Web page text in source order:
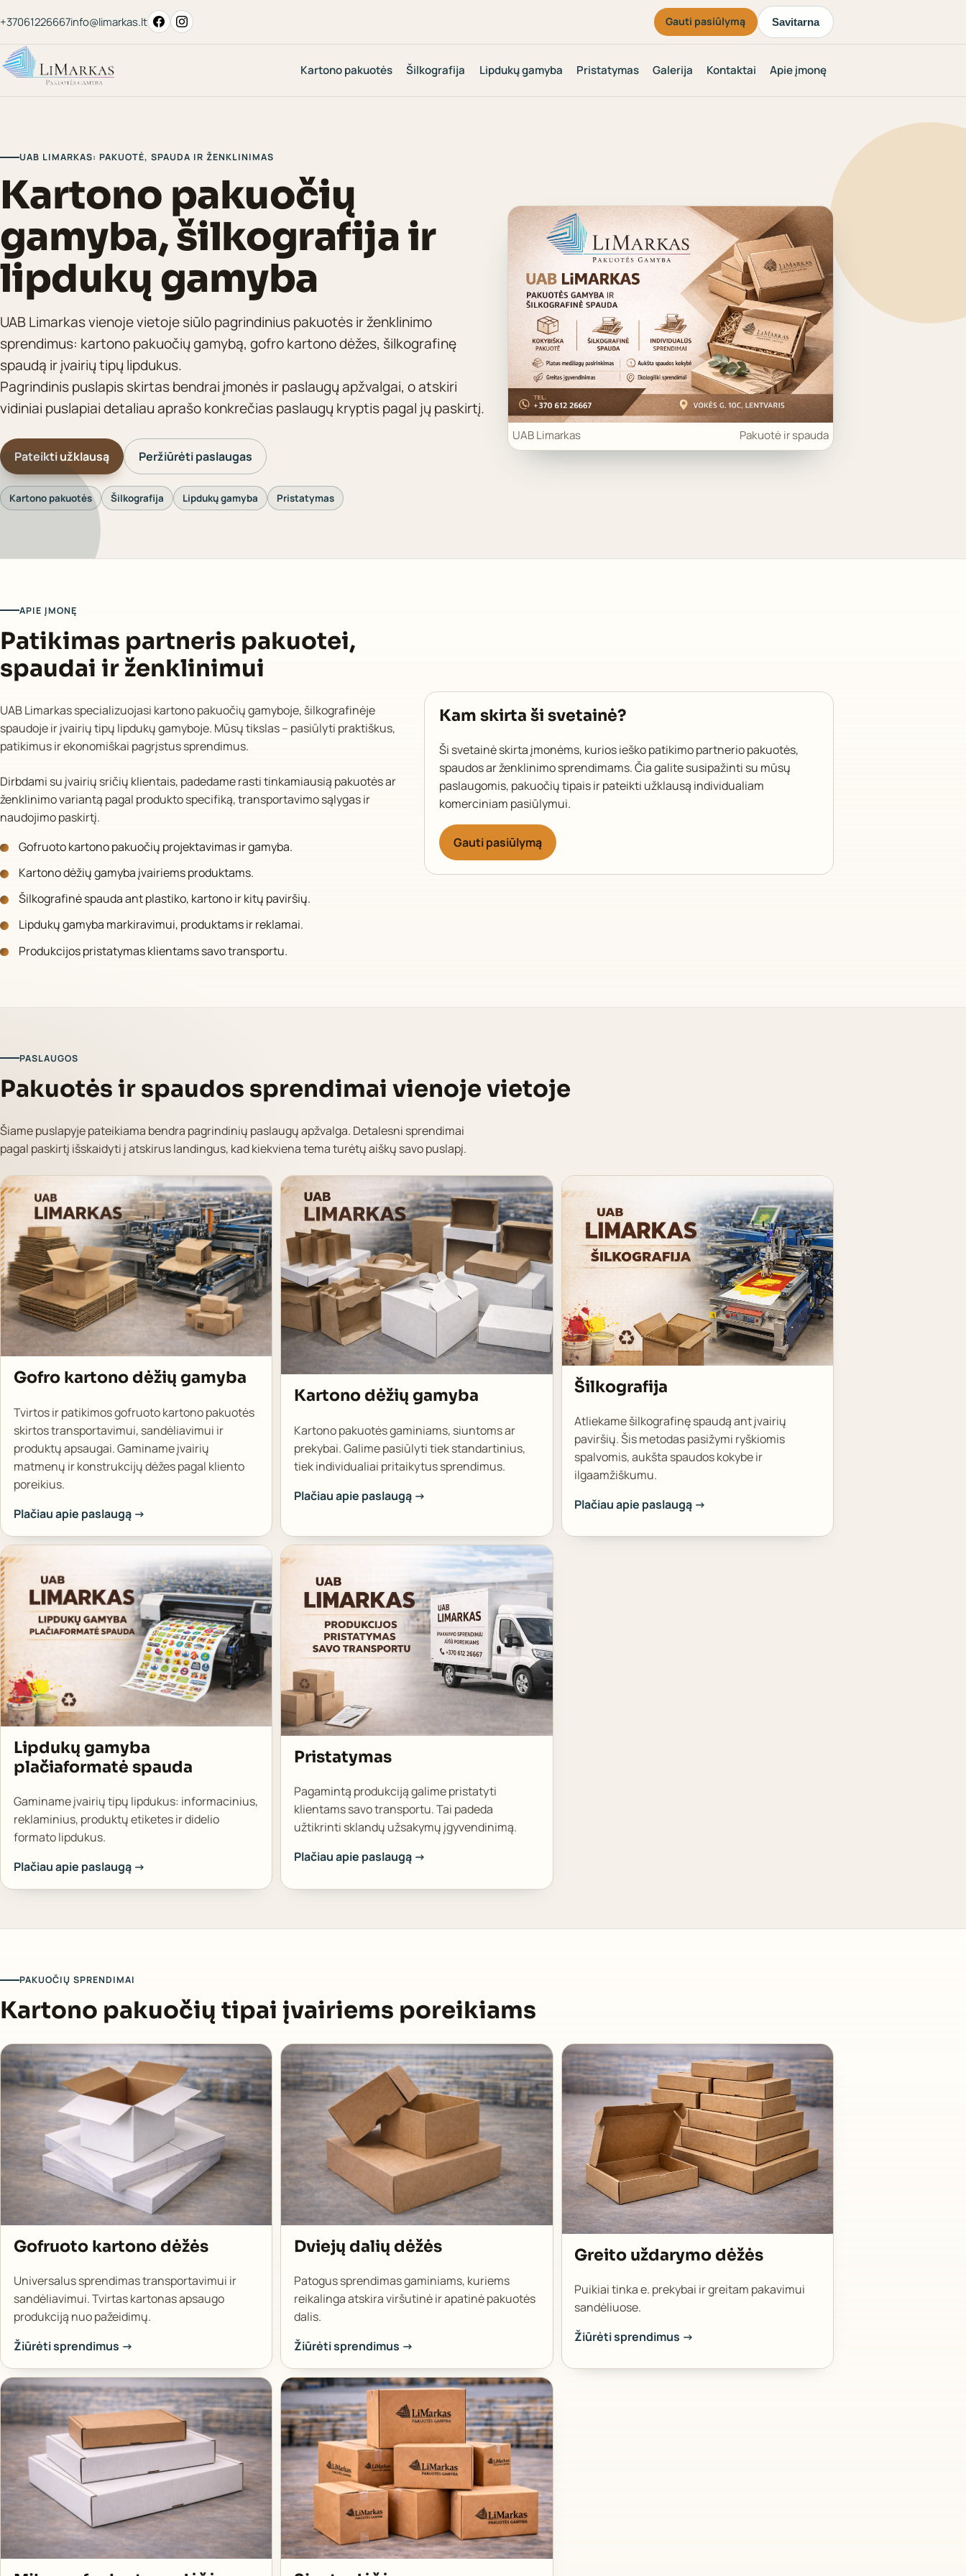
+37061226667info@limarkas.lt Gauti pasiūlymą Savitarna
Kartono pakuotės Šilkografija Lipdukų gamyba Pristatymas Galerija Kontaktai Apie įmonę
UAB LIMARKAS: PAKUOTĖ, SPAUDA IR ŽENKLINIMAS
Kartono pakuočių
gamyba, šilkografija ir
lipdukų gamyba
UAB Limarkas vienoje vietoje siūlo pagrindinius pakuotės ir ženklinimo
sprendimus: kartono pakuočių gamybą, gofro kartono dėžes, šilkografinę
spaudą ir įvairių tipų lipdukus.
Pagrindinis puslapis skirtas bendrai įmonės ir paslaugų apžvalgai, o atskiri
vidiniai puslapiai detaliau aprašo konkrečias paslaugų kryptis pagal jų paskirtį.
Pateikti užklausą Peržiūrėti paslaugas
Kartono pakuotės Šilkografija Lipdukų gamyba Pristatymas
UAB Limarkas Pakuotė ir spauda
APIE ĮMONĘ
Patikimas partneris pakuotei,
spaudai ir ženklinimui
UAB Limarkas specializuojasi kartono pakuočių gamyboje, šilkografinėje
spaudoje ir įvairių tipų lipdukų gamyboje. Mūsų tikslas – pasiūlyti praktiškus,
patikimus ir ekonomiškai pagrįstus sprendimus.
Dirbdami su įvairių sričių klientais, padedame rasti tinkamiausią pakuotės ar
ženklinimo variantą pagal produkto specifiką, transportavimo sąlygas ir
naudojimo paskirtį.
Gofruoto kartono pakuočių projektavimas ir gamyba.
Kartono dėžių gamyba įvairiems produktams.
Šilkografinė spauda ant plastiko, kartono ir kitų paviršių.
Lipdukų gamyba markiravimui, produktams ir reklamai.
Produkcijos pristatymas klientams savo transportu.
Kam skirta ši svetainė?
Ši svetainė skirta įmonėms, kurios ieško patikimo partnerio pakuotės,
spaudos ar ženklinimo sprendimams. Čia galite susipažinti su mūsų
paslaugomis, pakuočių tipais ir pateikti užklausą individualiam
komerciniam pasiūlymui.
Gauti pasiūlymą
PASLAUGOS
Pakuotės ir spaudos sprendimai vienoje vietoje
Šiame puslapyje pateikiama bendra pagrindinių paslaugų apžvalga. Detalesni sprendimai
pagal paskirtį išskaidyti į atskirus landingus, kad kiekviena tema turėtų aiškų savo puslapį.
Gofro kartono dėžių gamyba
Tvirtos ir patikimos gofruoto kartono pakuotės
skirtos transportavimui, sandėliavimui ir
produktų apsaugai. Gaminame įvairių
matmenų ir konstrukcijų dėžes pagal kliento
poreikius.
Plačiau apie paslaugą →
Kartono dėžių gamyba
Kartono pakuotės gaminiams, siuntoms ar
prekybai. Galime pasiūlyti tiek standartinius,
tiek individualiai pritaikytus sprendimus.
Plačiau apie paslaugą →
Šilkografija
Atliekame šilkografinę spaudą ant įvairių
paviršių. Šis metodas pasižymi ryškiomis
spalvomis, aukšta spaudos kokybe ir
ilgaamžiškumu.
Plačiau apie paslaugą →
Lipdukų gamyba
plačiaformatė spauda
Gaminame įvairių tipų lipdukus: informacinius,
reklaminius, produktų etiketes ir didelio
formato lipdukus.
Plačiau apie paslaugą →
Pristatymas
Pagamintą produkciją galime pristatyti
klientams savo transportu. Tai padeda
užtikrinti sklandų užsakymų įgyvendinimą.
Plačiau apie paslaugą →
PAKUOČIŲ SPRENDIMAI
Kartono pakuočių tipai įvairiems poreikiams
Gofruoto kartono dėžės
Universalus sprendimas transportavimui ir
sandėliavimui. Tvirtas kartonas apsaugo
produkciją nuo pažeidimų.
Žiūrėti sprendimus →
Dviejų dalių dėžės
Patogus sprendimas gaminiams, kuriems
reikalinga atskira viršutinė ir apatinė pakuotės
dalis.
Žiūrėti sprendimus →
Greito uždarymo dėžės
Puikiai tinka e. prekybai ir greitam pakavimui
sandėliuose.
Žiūrėti sprendimus →